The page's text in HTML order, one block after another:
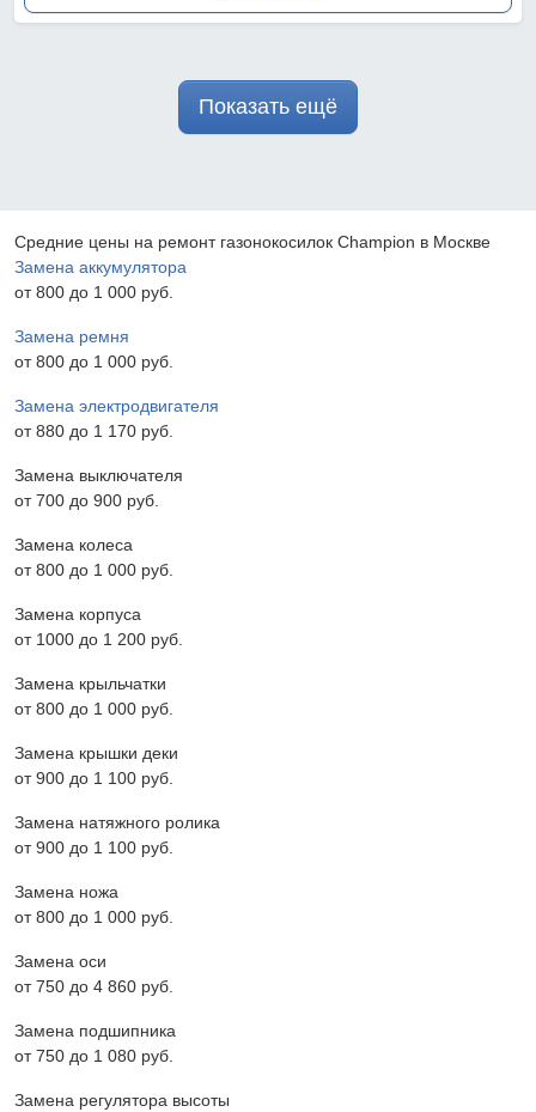
Показать ещё
Средние цены на ремонт газонокосилок Champion в Москве
Замена аккумулятора
от 800 до 1 000 pyб.
Замена ремня
от 800 до 1 000 pyб.
Замена электродвигателя
от 880 до 1 170 pyб.
Замена выключателя
от 700 до 900 pyб.
Замена колеса
от 800 до 1 000 pyб.
Замена корпуса
от 1000 до 1 200 pyб.
Замена крыльчатки
от 800 до 1 000 pyб.
Замена крышки деки
от 900 до 1 100 pyб.
Замена натяжного ролика
от 900 до 1 100 pyб.
Замена ножа
от 800 до 1 000 pyб.
Замена оси
от 750 до 4 860 pyб.
Замена подшипника
от 750 до 1 080 pyб.
Замена регулятора высоты